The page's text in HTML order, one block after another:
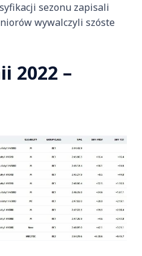
sezonu zapisali
wywalczyli szóste
2022 –